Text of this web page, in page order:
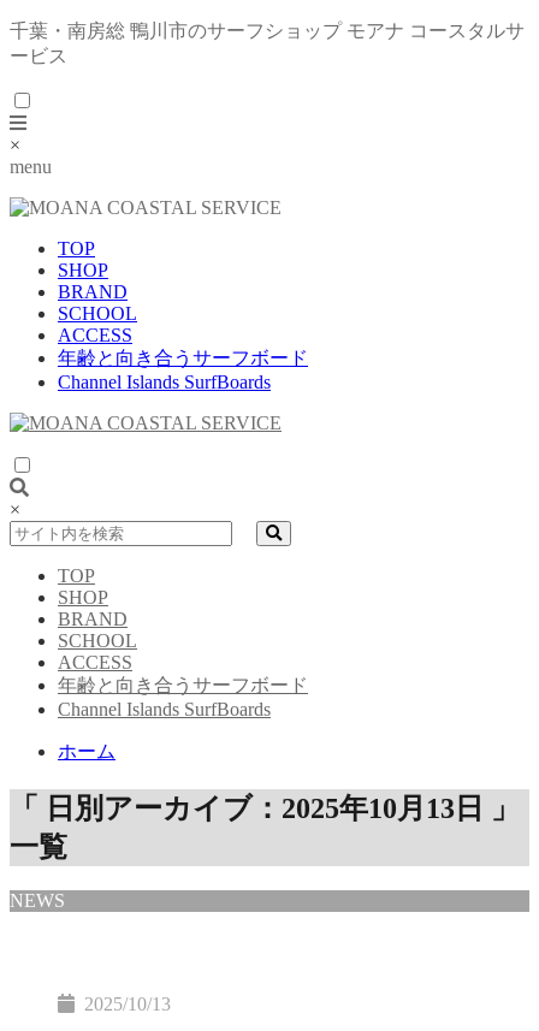
千葉・南房総 鴨川市のサーフショップ モアナ コースタルサ
ービス
×
menu
TOP
SHOP
BRAND
SCHOOL
ACCESS
年齢と向き合うサーフボード
Channel Islands SurfBoards
×
TOP
SHOP
BRAND
SCHOOL
ACCESS
年齢と向き合うサーフボード
Channel Islands SurfBoards
ホーム
「 日別アーカイブ：2025年10月13日 」
一覧
NEWS
2025/10/13